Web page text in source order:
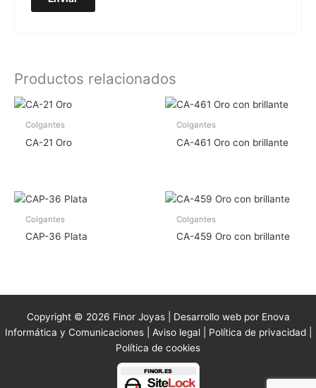
Productos relacionados
Colgantes
CA-21 Oro
Colgantes
CA-461 Oro con brillante
Colgantes
CAP-36 Plata
Colgantes
CA-459 Oro con brillante
Copyright © 2026 Finor Joyas | Desarrollo web por Enova
Informática y Comunicaciones | Aviso legal| Política de privacidad|
Política de cookies